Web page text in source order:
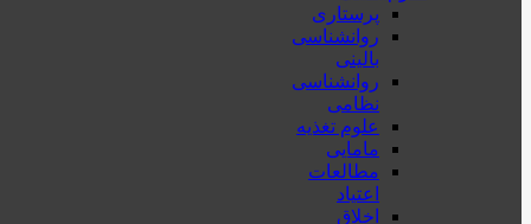
پرستاری
روانشناسی
بالینی
روانشناسی
نظامی
علوم تغذیه
مامایی
مطالعات
اعتیاد
اخلاق